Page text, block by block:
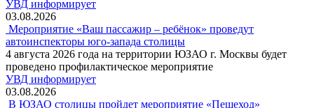
УВД информирует
03.08.2026
Мероприятие «Ваш пассажир – ребёнок» проведут
автоинспекторы юго-запада столицы
4 августа 2026 года на территории ЮЗАО г. Москвы будет
проведено профилактическое мероприятие
УВД информирует
03.08.2026
В ЮЗАО столицы пройдет мероприятие «Пешеход»